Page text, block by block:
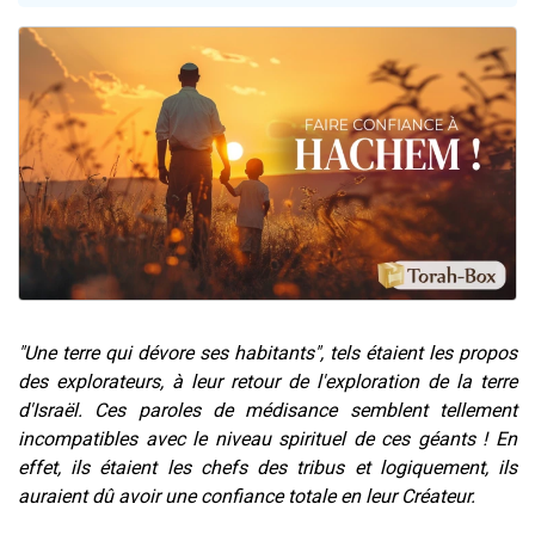
61 personnes viennent de demander une bénédiction
Ariel vient de donner son Maasser
Il reste 49 places pour étudier en groupe sur Zoom
Eva vient de donner son Maasser
"Une terre qui dévore ses habitants", tels étaient les propos
des explorateurs, à leur retour de l'exploration de la terre
d'Israël. Ces paroles de médisance semblent tellement
incompatibles avec le niveau spirituel de ces géants ! En
effet, ils étaient les chefs des tribus et logiquement, ils
auraient dû avoir une confiance totale en leur Créateur.